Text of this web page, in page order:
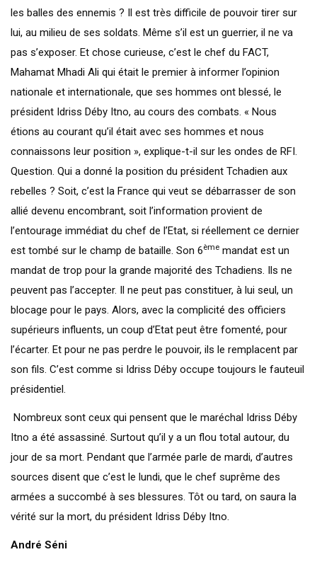
les balles des ennemis ? Il est très difficile de pouvoir tirer sur
lui, au milieu de ses soldats. Même s’il est un guerrier, il ne va
pas s’exposer. Et chose curieuse, c’est le chef du FACT,
Mahamat Mhadi Ali qui était le premier à informer l’opinion
nationale et internationale, que ses hommes ont blessé, le
président Idriss Déby Itno, au cours des combats. « Nous
étions au courant qu’il était avec ses hommes et nous
connaissons leur position », explique-t-il sur les ondes de RFI.
Question. Qui a donné la position du président Tchadien aux
rebelles ? Soit, c’est la France qui veut se débarrasser de son
allié devenu encombrant, soit l’information provient de
l’entourage immédiat du chef de l’Etat, si réellement ce dernier
est tombé sur le champ de bataille. Son 6ème mandat est un
mandat de trop pour la grande majorité des Tchadiens. Ils ne
peuvent pas l’accepter. Il ne peut pas constituer, à lui seul, un
blocage pour le pays. Alors, avec la complicité des officiers
supérieurs influents, un coup d’Etat peut être fomenté, pour
l’écarter. Et pour ne pas perdre le pouvoir, ils le remplacent par
son fils. C’est comme si Idriss Déby occupe toujours le fauteuil
présidentiel.
Nombreux sont ceux qui pensent que le maréchal Idriss Déby
Itno a été assassiné. Surtout qu’il y a un flou total autour, du
jour de sa mort. Pendant que l’armée parle de mardi, d’autres
sources disent que c’est le lundi, que le chef suprême des
armées a succombé à ses blessures. Tôt ou tard, on saura la
vérité sur la mort, du président Idriss Déby Itno.
André Séni